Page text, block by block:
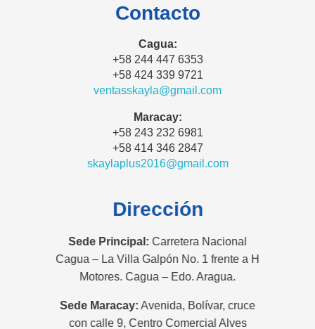
Contacto
Cagua:
+58 244 447 6353
+58 424 339 9721
ventasskayla@gmail.com
Maracay:
+58 243 232 6981
+58 414 346 2847
skaylaplus2016@gmail.com
Dirección
Sede Principal: Carretera Nacional
Cagua – La Villa Galpón No. 1 frente a H
Motores. Cagua – Edo. Aragua.
Sede Maracay:Avenida, Bolívar, cruce
con calle 9, Centro Comercial Alves